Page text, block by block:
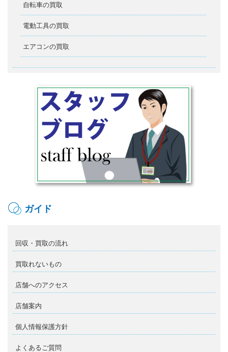
自転車の買取
電動工具の買取
エアコンの買取
ガイド
回収・買取の流れ
買取れないもの
店舗へのアクセス
店舗案内
個人情報保護方針
よくあるご質問